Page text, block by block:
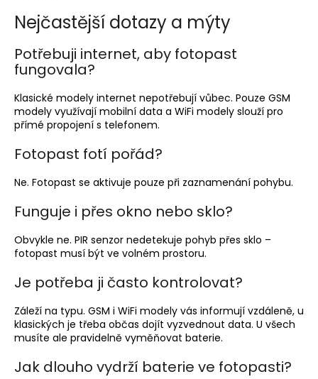
Nejčastější dotazy a mýty
Potřebuji internet, aby fotopast
fungovala?
Klasické modely internet nepotřebují vůbec. Pouze GSM
modely využívají mobilní data a WiFi modely slouží pro
přímé propojení s telefonem.
Fotopast fotí pořád?
Ne. Fotopast se aktivuje pouze při zaznamenání pohybu.
Funguje i přes okno nebo sklo?
Obvykle ne. PIR senzor nedetekuje pohyb přes sklo –
fotopast musí být ve volném prostoru.
Je potřeba ji často kontrolovat?
Záleží na typu. GSM i WiFi modely vás informují vzdáleně, u
klasických je třeba občas dojít vyzvednout data. U všech
musíte ale pravidelně vyměňovat baterie.
Jak dlouho vydrží baterie ve fotopasti?